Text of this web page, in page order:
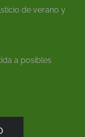
de verano y
a posibles